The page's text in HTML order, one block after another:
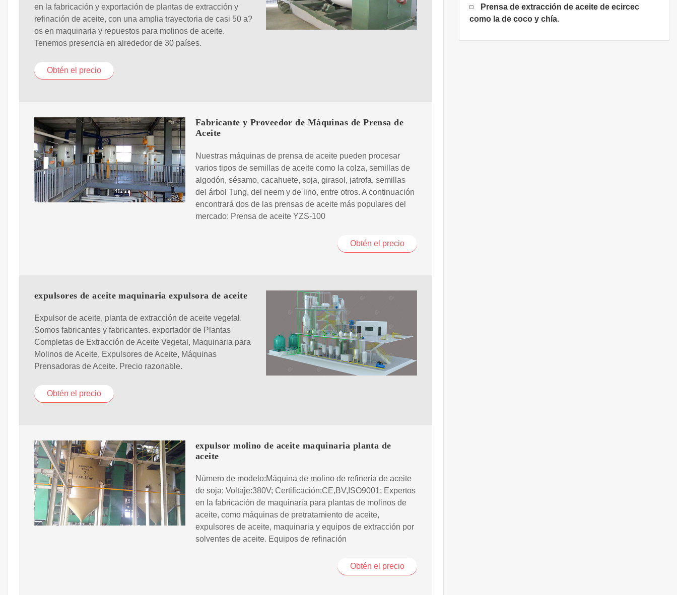
en la fabricación y exportación de plantas de extracción y
refinación de aceite, con una amplia trayectoria de casi 50 a?
os en maquinaria y repuestos para molinos de aceite.
Tenemos presencia en alrededor de 30 países.
Obtén el precio
Fabricante y Proveedor de Máquinas de Prensa de
Aceite
Nuestras máquinas de prensa de aceite pueden procesar
varios tipos de semillas de aceite como la colza, semillas de
algodón, sésamo, cacahuete, soja, girasol, jatrofa, semillas
del árbol Tung, del neem y de lino, entre otros. A continuación
encontrará dos de las prensas de aceite más populares del
mercado: Prensa de aceite YZS-100
Obtén el precio
expulsores de aceite maquinaria expulsora de aceite
Expulsor de aceite, planta de extracción de aceite vegetal.
Somos fabricantes y fabricantes. exportador de Plantas
Completas de Extracción de Aceite Vegetal, Maquinaria para
Molinos de Aceite, Expulsores de Aceite, Máquinas
Prensadoras de Aceite. Precio razonable.
Obtén el precio
expulsor molino de aceite maquinaria planta de
aceite
Número de modelo:Máquina de molino de refinería de aceite
de soja; Voltaje:380V; Certificación:CE,BV,ISO9001; Expertos
en la fabricación de maquinaria para plantas de molinos de
aceite, como máquinas de pretratamiento de aceite,
expulsores de aceite, maquinaria y equipos de extracción por
solventes de aceite. Equipos de refinación
Obtén el precio
Prensa de extracción de aceite de ecircec
como la de coco y chía.